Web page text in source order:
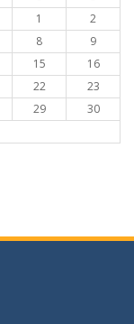
1
2
8
9
15
16
22
23
29
30